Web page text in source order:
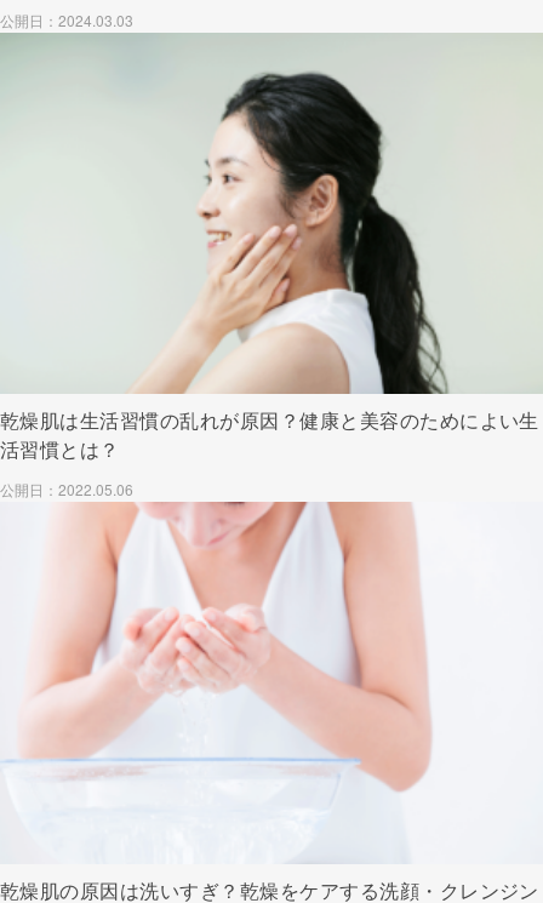
公開日：2024.03.03
乾燥肌は生活習慣の乱れが原因？健康と美容のためによい生
活習慣とは？
公開日：2022.05.06
乾燥肌の原因は洗いすぎ？乾燥をケアする洗顔・クレンジン